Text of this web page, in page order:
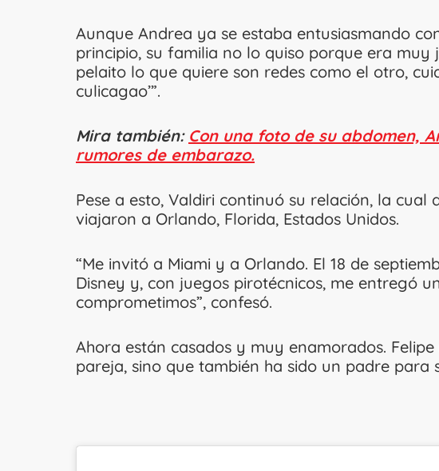
Aunque Andrea ya se estaba entusiasmando
principio, su familia no lo quiso porque era muy
pelaito lo que quiere son redes como el otro,
culicagao’”.
Mira también: Con una foto de su abdomen,
rumores de embarazo.
Pese a esto, Valdiri continuó su relación, la
viajaron a Orlando, Florida, Estados Unidos.
“Me invitó a Miami y a Orlando. El 18 de
Disney y, con juegos pirotécnicos, me entregó
comprometimos”, confesó.
Ahora están casados y muy enamorados.
pareja, sino que también ha sido un padre para